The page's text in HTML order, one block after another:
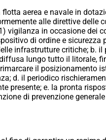
aerea e navale in
alle direttive delle
in occasione dei
di ordine e sicurezza
infrastrutture critiche; b.
lungo tutto il litorale,
il posizionamento
d. il periodico
presente; e. la pronta
di prevenzione